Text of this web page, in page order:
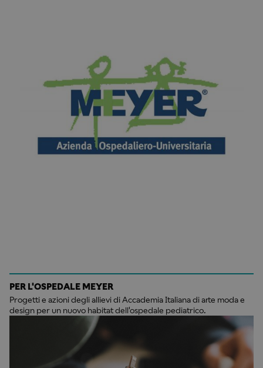
PER L'OSPEDALE MEYER
Progetti e azioni degli allievi di Accademia Italiana di arte moda e
design per un nuovo habitat dell'ospedale pediatrico.